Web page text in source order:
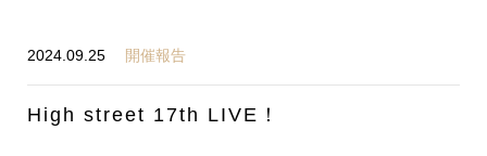
2024.09.25 開催報告
High street 17th LIVE！